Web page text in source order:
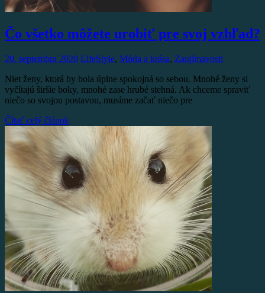
Čo všetko môžete urobiť pre svoj vzhľad?
20. septembra 2020 LifeStyle, Móda a krása, Zaujímavosti
Niet ženy, ktorá by bola úplne spokojná so sebou. Mnohé ženy si
vyčítajú širšie boky, mnohé zase hrubé stehná. Ak chceme spraviť
niečo so svojou postavou, musíme začať niečo pre
Čítať celý článok